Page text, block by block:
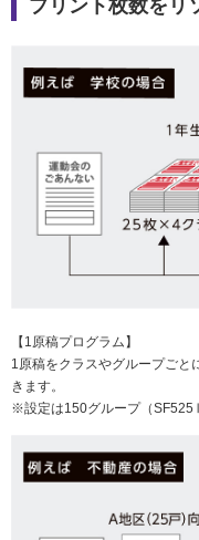
プリント枚数をリ
【1原稿プログラム】
1原稿をクラスやグループごと
きます。
※設定は150グループ（